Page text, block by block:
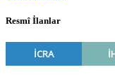
Resmî İlanlar